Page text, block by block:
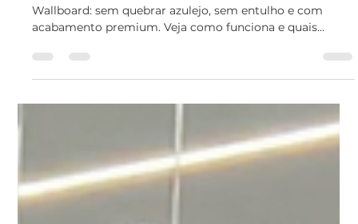
Revestimento Flexível para
Cozinha: Reforma Sem Obra e